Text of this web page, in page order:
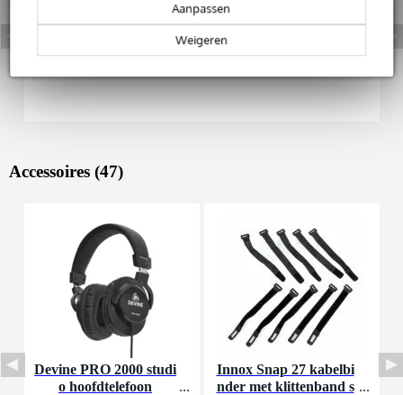
Weigeren
Aanpassen
Accessoires (47)
Devine PRO 2000 studi
o hoofdtelefoon
Innox Snap 27 kabelbi
nder met klittenband s